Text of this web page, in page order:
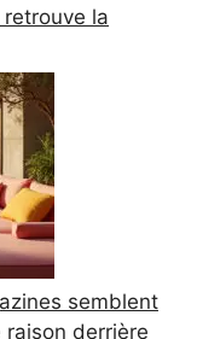
la
semblent
derrière